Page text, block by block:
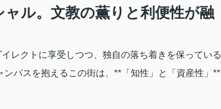
ャル。文教の薫りと利便性が融
レクトに享受しつつ、独自の落ち着きを保っている
パスを抱えるこの街は、**「知性」と「資産性」**